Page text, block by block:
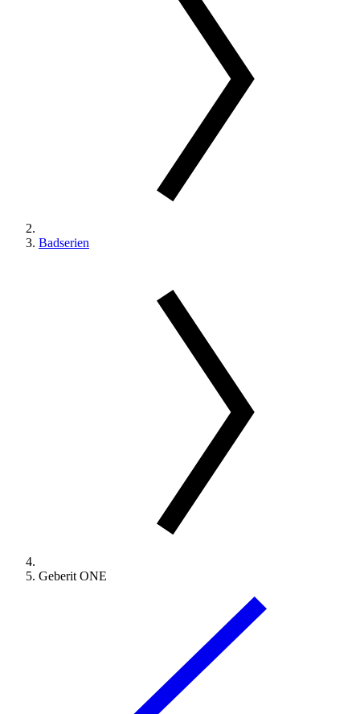
Badserien
Geberit ONE